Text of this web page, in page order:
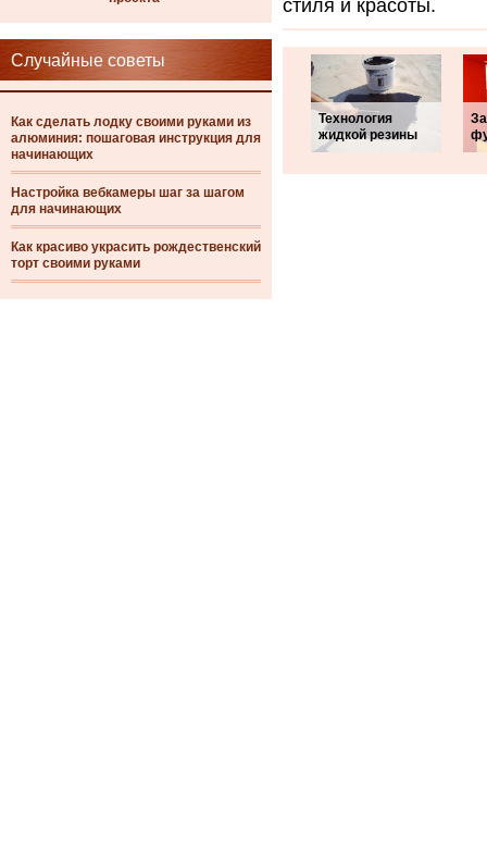
Случайные советы
Как сделать лодку своими руками из
алюминия: пошаговая инструкция для
начинающих
Настройка вебкамеры шаг за шагом
для начинающих
Как красиво украсить рождественский
торт своими руками
стиля и красоты.
Технология
жидкой резины